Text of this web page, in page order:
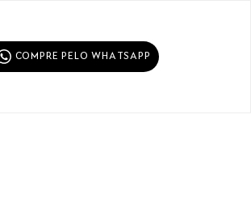
COMPRE PELO WHATSAPP